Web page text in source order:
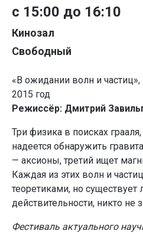
с 15:00 до 16:10
Кинозал
Свободный
«В ожидании волн и
2015 год
Режиссёр: Дмитрий
Три физика в поисках
надеется обнаружить
— аксионы, третий ищет
Каждая из этих волн и
теоретиками, но существует
действительности, никто не
Фестиваль актуального